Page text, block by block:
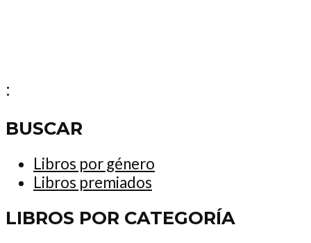
:
BUSCAR
Libros por género
Libros premiados
LIBROS POR CATEGORÍA